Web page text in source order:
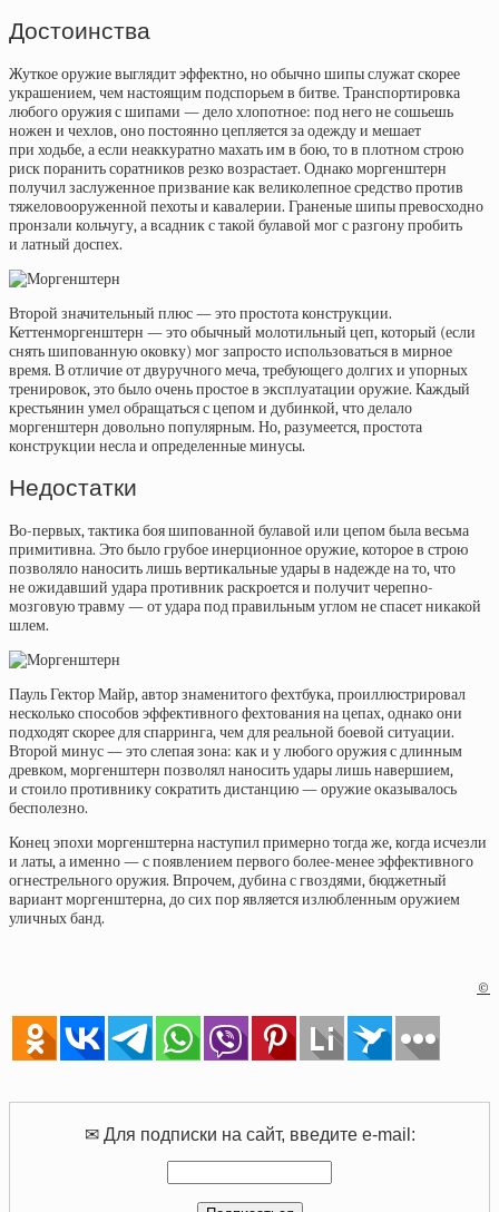
Достоинства
Жуткое оружие выглядит эффектно, но обычно шипы служат скорее
украшением, чем настоящим подспорьем в битве. Транспортировка
любого оружия с шипами — дело хлопотное: под него не сошьешь
ножен и чехлов, оно постоянно цепляется за одежду и мешает
при ходьбе, а если неаккуратно махать им в бою, то в плотном строю
риск поранить соратников резко возрастает. Однако моргенштерн
получил заслуженное призвание как великолепное средство против
тяжеловооруженной пехоты и кавалерии. Граненые шипы превосходно
пронзали кольчугу, а всадник с такой булавой мог с разгону пробить
и латный доспех.
Второй значительный плюс — это простота конструкции.
Кеттенморгенштерн — это обычный молотильный цеп, который (если
снять шипованную оковку) мог запросто использоваться в мирное
время. В отличие от двуручного меча, требующего долгих и упорных
тренировок, это было очень простое в эксплуатации оружие. Каждый
крестьянин умел обращаться с цепом и дубинкой, что делало
моргенштерн довольно популярным. Но, разумеется, простота
конструкции несла и определенные минусы.
Недостатки
Во-первых, тактика боя шипованной булавой или цепом была весьма
примитивна. Это было грубое инерционное оружие, которое в строю
позволяло наносить лишь вертикальные удары в надежде на то, что
не ожидавший удара противник раскроется и получит черепно-
мозговую травму — от удара под правильным углом не спасет никакой
шлем.
Пауль Гектор Майр, автор знаменитого фехтбука, проиллюстрировал
несколько способов эффективного фехтования на цепах, однако они
подходят скорее для спарринга, чем для реальной боевой ситуации.
Второй минус — это слепая зона: как и у любого оружия с длинным
древком, моргенштерн позволял наносить удары лишь навершием,
и стоило противнику сократить дистанцию — оружие оказывалось
бесполезно.
Конец эпохи моргенштерна наступил примерно тогда же, когда исчезли
и латы, а именно — с появлением первого более-менее эффективного
огнестрельного оружия. Впрочем, дубина с гвоздями, бюджетный
вариант моргенштерна, до сих пор является излюбленным оружием
уличных банд.
©
✉ Для подписки на сайт, введите e-mail: